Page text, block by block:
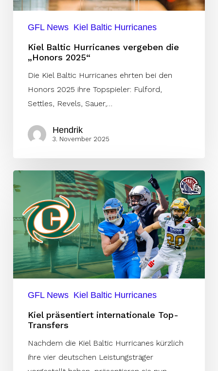
GFL News Kiel Baltic Hurricanes
Kiel Baltic Hurricanes vergeben die
„Honors 2025“
Die Kiel Baltic Hurricanes ehrten bei den
Honors 2025 ihre Topspieler: Fulford,
Settles, Revels, Sauer,…
Hendrik
3. November 2025
präsentiert
internationale
Top-
Transfers
GFL News Kiel Baltic Hurricanes
Kiel präsentiert internationale Top-
Transfers
Nachdem die Kiel Baltic Hurricanes kürzlich
ihre vier deutschen Leistungsträger